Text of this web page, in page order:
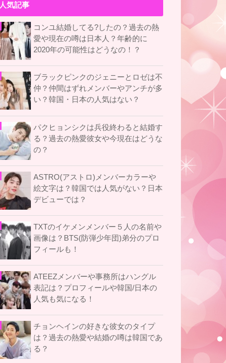
人気記事
コンユ結婚してる?したの？過去の熱
愛や現在の噂は日本人？年齢的に
2020年の可能性はどうなの！？
ブラックピンクのジェニーとロゼは不
仲？仲間はずれメンバーやアンチが多
い？韓国・日本の人気はない？
パクヒョンシクは兵役終わると結婚す
る？過去の熱愛彼女や今現在はどうな
の？
ASTRO(アストロ)メンバーカラーや
絵文字は？韓国では人気がない？日本
デビューでは？
TXTのイケメンメンバー５人の名前や
画像は？BTS(防弾少年団)弟分のプロ
フィールも！
ATEEZメンバーや事務所はハングル
表記は？プロフィールや韓国/日本の
人気も気になる！
チョンヘインの好きな彼女のタイプ
は？過去の熱愛や結婚の噂は韓国であ
る？